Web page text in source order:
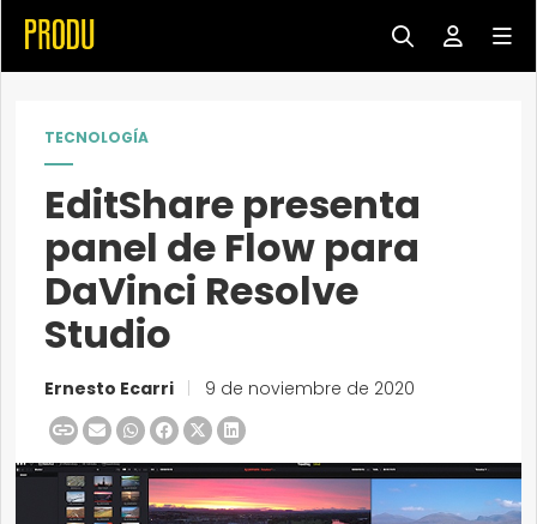
TECNOLOGÍA
EditShare presenta
panel de Flow para
DaVinci Resolve
Studio
Ernesto Ecarri 9 de noviembre de 2020